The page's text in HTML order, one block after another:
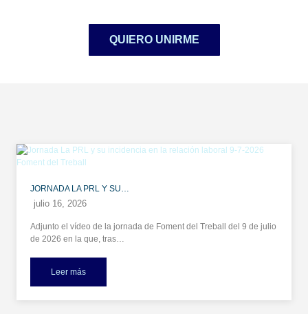
QUIERO UNIRME
JORNADA LA PRL Y SU…
julio 16, 2026
Adjunto el vídeo de la jornada de Foment del Treball del 9 de julio
de 2026 en la que, tras…
Leer más